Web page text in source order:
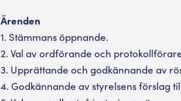
Ärenden
1. Stämmans öppnande.
2. Val av ordförande och
3. Upprättande och godkännande av
4. Godkännande av styrelsens förslag